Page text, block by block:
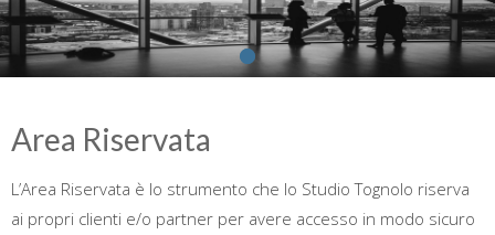
Area Riservata
L’Area Riservata è lo strumento che lo Studio Tognolo riserva
ai propri clienti e/o partner per avere accesso in modo sicuro